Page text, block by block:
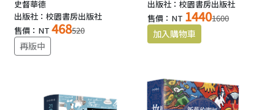
史督華德
出版社：校園書房出版社
售價：NT 468520
再版中
出版社：校園書房出版社
售價：NT 14401600